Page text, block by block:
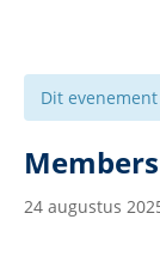
Dit
24 augustus